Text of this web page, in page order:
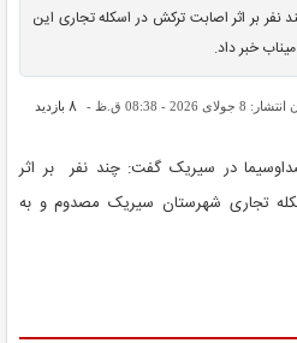
نفر بر اثر اصابت ترکش در اسکله تجاری این
خبر داد.
8 جولای 2026 - 08:38 ق.ظ - 8 بازدید
صداو‌سیما در سیریک گفت: چند نفر بر اثر
تجاری شهرستان سیریک مصدوم و به